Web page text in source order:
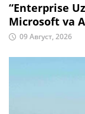
“Enterprise
Microsoft va
09 Август, 2026